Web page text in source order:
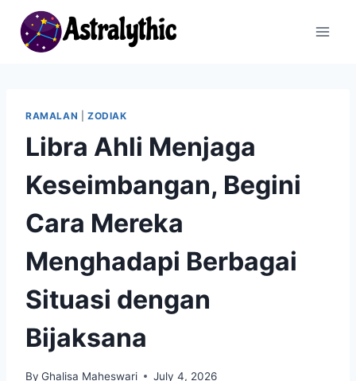
content
RAMALAN ZODIAK
Libra Ahli Menjaga
Keseimbangan, Begini
Cara Mereka
Menghadapi Berbagai
Situasi dengan
Bijaksana
By Ghalisa Maheswari July 4, 2026